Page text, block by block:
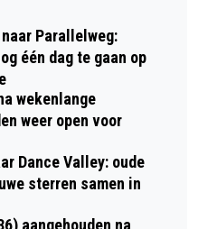
BIJ JOU IN DE
Parallelweg:
één dag te gaan op
wekenlange
weer open voor
Dance Valley: oude
sterren samen in